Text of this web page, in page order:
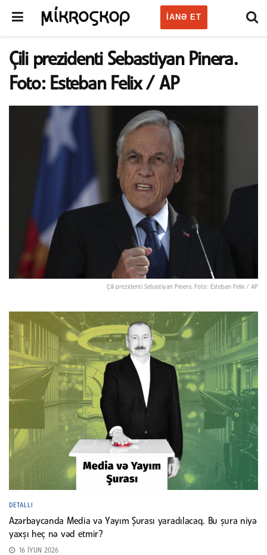
IANƏ ET
Çili prezidenti Sebastiyan Pinera.
Foto: Esteban Felix / AP
Çili prezidenti Sebastiyan Pinera. Foto: Esteban Felix / AP
DETALLI
Azərbaycanda Media və Yayım Şurası yaradılacaq. Bu şura niyə
yaxşı heç nə vəd etmir?
16 İYUN 2026